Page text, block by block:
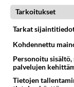
Meillä 4,5
Tällä
latailee
Äänestä
Tarkoitukset
Tarkat
Kohdennettu
Personoitu
palvelujen
Tietojen